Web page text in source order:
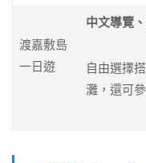
渡嘉敷島
一日遊
中文導覽
自由選擇
灘，還可